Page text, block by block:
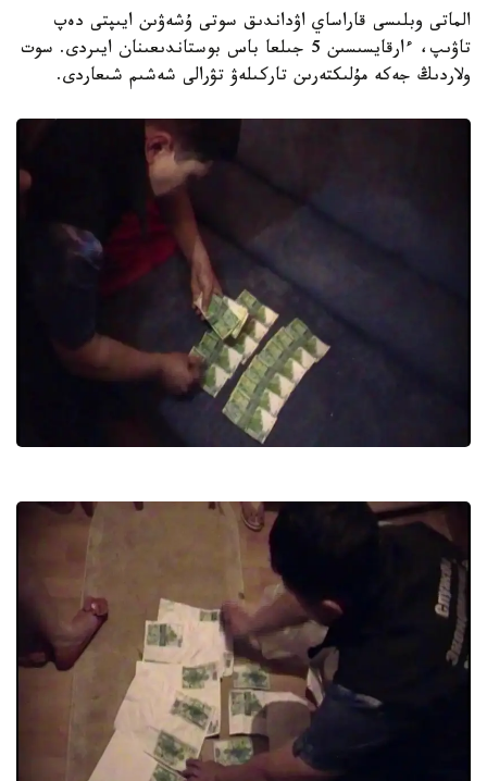
الماتى وبلىسى قاراساي اۋداندىق سوتى ۇشەۋىن ايىپتى دەپ
تاۋىپ، ءارقايسىسىن 5 جىلعا باس بوستاندىعىنان ايىردى. سوت
ولاردىڭ جەكە مۇلىكتەرىن تاركىلەۋ تۋرالى شەشىم شىعاردى.